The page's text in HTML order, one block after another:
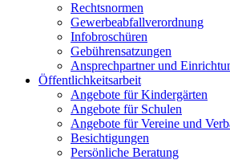
Rechtsnormen
Gewerbeabfallverordnung
Infobroschüren
Gebührensatzungen
Ansprechpartner und
Öffentlichkeitsarbeit
Angebote für Kindergärten
Angebote für Schulen
Angebote für Vereine und
Besichtigungen
Persönliche Beratung